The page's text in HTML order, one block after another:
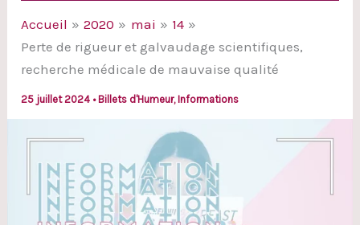
Accueil 2020 mai
14
Perte de rigueur et galvaudage scientifiques,
recherche médicale de mauvaise qualité
25 juillet 2024 • Billets d'Humeur, Informations